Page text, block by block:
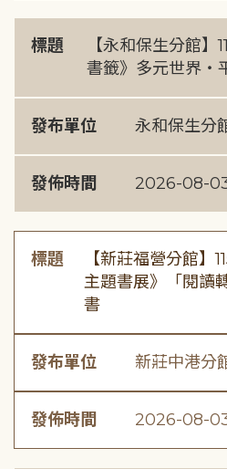
標題
【永和保生分館
書籤》多元世界・
發布單位 永和保生分
發佈時間 2026-08-
標題
【新莊福營分館】
主題書展》「閱讀
書
發布單位 新莊中港分
發佈時間 2026-08-